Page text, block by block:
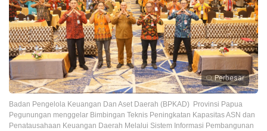
Perbesar
Badan Pengelola Keuangan Dan Aset Daerah (BPKAD) Provinsi Papua
Pegunungan menggelar Bimbingan Teknis Peningkatan Kapasitas ASN dan
Penatausahaan Keuangan Daerah Melalui Sistem Informasi Pembangunan